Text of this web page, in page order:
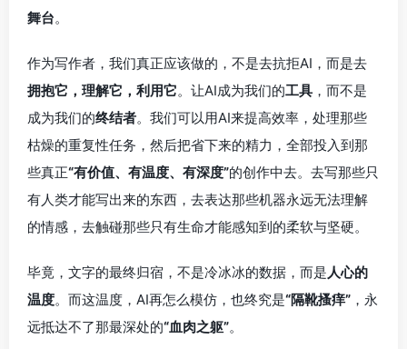
舞台。
作为写作者，我们真正应该做的，不是去抗拒AI，而是去
拥抱它，理解它，利用它。让AI成为我们的工具 ，而不是
成为我们的终结者。我们可以用AI来提高效率，处理那些
枯燥的重复性任务，然后把省下来的精力，全部投入到那
些真正“有价值、有温度、有深度”的创作中去。去写那些只
有人类才能写出来的东西，去表达那些机器永远无法理解
的情感，去触碰那些只有生命才能感知到的柔软与坚硬。
毕竟，文字的最终归宿，不是冷冰冰的数据，而是人心的
温度。而这温度，AI再怎么模仿，也终究是“隔靴搔痒” ，永
远抵达不了那最深处的“血肉之躯”。